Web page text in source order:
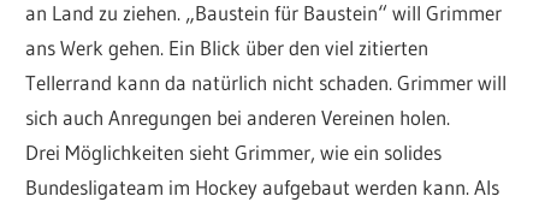
an Land zu ziehen. „Baustein für Baustein“ will Grimmer
ans Werk gehen. Ein Blick über den viel zitierten
Tellerrand kann da natürlich nicht schaden. Grimmer will
sich auch Anregungen bei anderen Vereinen holen.
Drei Möglichkeiten sieht Grimmer, wie ein solides
Bundesligateam im Hockey aufgebaut werden kann. Als